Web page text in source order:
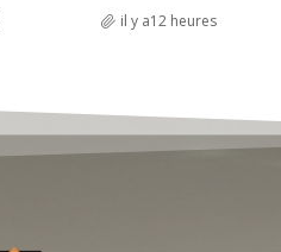
il y a12 heures